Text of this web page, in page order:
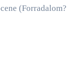
(Forradalom?